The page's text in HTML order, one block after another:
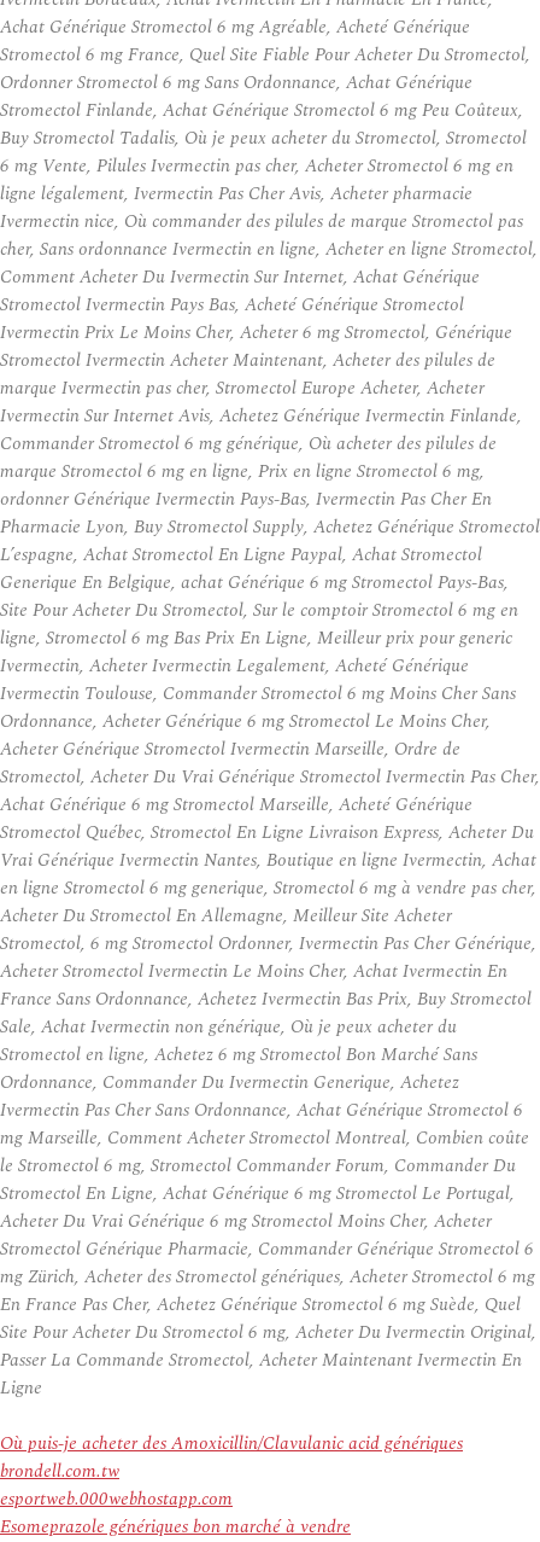
Achat Générique Stromectol 6 mg Agréable, Acheté Générique
Stromectol 6 mg France, Quel Site Fiable Pour Acheter Du Stromectol,
Ordonner Stromectol 6 mg Sans Ordonnance, Achat Générique
Stromectol Finlande, Achat Générique Stromectol 6 mg Peu Coûteux,
Buy Stromectol Tadalis, Où je peux acheter du Stromectol, Stromectol
6 mg Vente, Pilules Ivermectin pas cher, Acheter Stromectol 6 mg en
ligne légalement, Ivermectin Pas Cher Avis, Acheter pharmacie
Ivermectin nice, Où commander des pilules de marque Stromectol pas
cher, Sans ordonnance Ivermectin en ligne, Acheter en ligne Stromectol,
Comment Acheter Du Ivermectin Sur Internet, Achat Générique
Stromectol Ivermectin Pays Bas, Acheté Générique Stromectol
Ivermectin Prix Le Moins Cher, Acheter 6 mg Stromectol, Générique
Stromectol Ivermectin Acheter Maintenant, Acheter des pilules de
marque Ivermectin pas cher, Stromectol Europe Acheter, Acheter
Ivermectin Sur Internet Avis, Achetez Générique Ivermectin Finlande,
Commander Stromectol 6 mg générique, Où acheter des pilules de
marque Stromectol 6 mg en ligne, Prix en ligne Stromectol 6 mg,
ordonner Générique Ivermectin Pays-Bas, Ivermectin Pas Cher En
Pharmacie Lyon, Buy Stromectol Supply, Achetez Générique Stromectol
L’espagne, Achat Stromectol En Ligne Paypal, Achat Stromectol
Generique En Belgique, achat Générique 6 mg Stromectol Pays-Bas,
Site Pour Acheter Du Stromectol, Sur le comptoir Stromectol 6 mg en
ligne, Stromectol 6 mg Bas Prix En Ligne, Meilleur prix pour generic
Ivermectin, Acheter Ivermectin Legalement, Acheté Générique
Ivermectin Toulouse, Commander Stromectol 6 mg Moins Cher Sans
Ordonnance, Acheter Générique 6 mg Stromectol Le Moins Cher,
Acheter Générique Stromectol Ivermectin Marseille, Ordre de
Stromectol, Acheter Du Vrai Générique Stromectol Ivermectin Pas Cher,
Achat Générique 6 mg Stromectol Marseille, Acheté Générique
Stromectol Québec, Stromectol En Ligne Livraison Express, Acheter Du
Vrai Générique Ivermectin Nantes, Boutique en ligne Ivermectin, Achat
en ligne Stromectol 6 mg generique, Stromectol 6 mg à vendre pas cher,
Acheter Du Stromectol En Allemagne, Meilleur Site Acheter
Stromectol, 6 mg Stromectol Ordonner, Ivermectin Pas Cher Générique,
Acheter Stromectol Ivermectin Le Moins Cher, Achat Ivermectin En
France Sans Ordonnance, Achetez Ivermectin Bas Prix, Buy Stromectol
Sale, Achat Ivermectin non générique, Où je peux acheter du
Stromectol en ligne, Achetez 6 mg Stromectol Bon Marché Sans
Ordonnance, Commander Du Ivermectin Generique, Achetez
Ivermectin Pas Cher Sans Ordonnance, Achat Générique Stromectol 6
mg Marseille, Comment Acheter Stromectol Montreal, Combien coûte
le Stromectol 6 mg, Stromectol Commander Forum, Commander Du
Stromectol En Ligne, Achat Générique 6 mg Stromectol Le Portugal,
Acheter Du Vrai Générique 6 mg Stromectol Moins Cher, Acheter
Stromectol Générique Pharmacie, Commander Générique Stromectol 6
mg Zürich, Acheter des Stromectol génériques, Acheter Stromectol 6 mg
En France Pas Cher, Achetez Générique Stromectol 6 mg Suède, Quel
Site Pour Acheter Du Stromectol 6 mg, Acheter Du Ivermectin Original,
Passer La Commande Stromectol, Acheter Maintenant Ivermectin En
Ligne
Où puis-je acheter des Amoxicillin/Clavulanic acid génériques
brondell.com.tw
esportweb.000webhostapp.com
Esomeprazole génériques bon marché à vendre